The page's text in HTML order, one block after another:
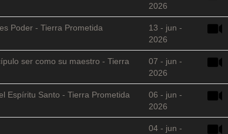
2026
Poder - Tierra Prometida
13 - jun -
2026
ser como su maestro - Tierra
07 - jun -
2026
Espíritu Santo - Tierra Prometida
06 - jun -
2026
04 - jun -